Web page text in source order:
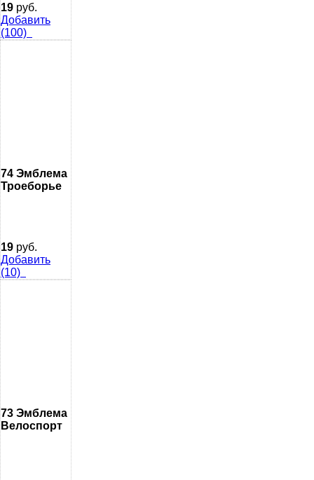
19 руб.
Добавить
(100)
74 Эмблема
Троеборье
19 руб.
Добавить
(10)
73 Эмблема
Велоспорт